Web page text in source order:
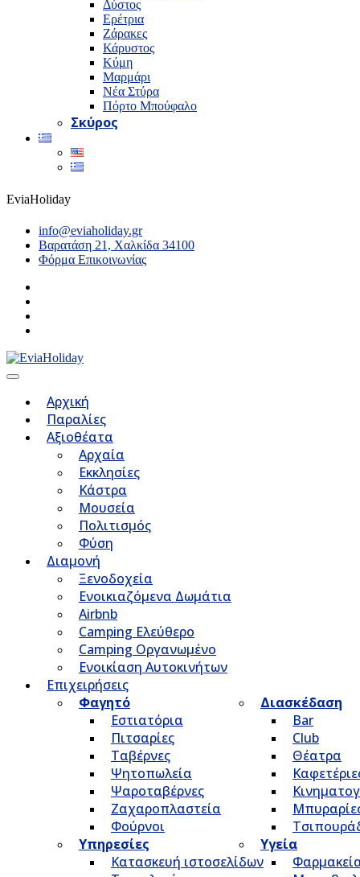
Δύστος
Ερέτρια
Ζάρακες
Κάρυστος
Κύμη
Μαρμάρι
Νέα Στύρα
Πόρτο Μπούφαλο
Σκύρος
EviaHoliday
info@eviaholiday.gr
Βαρατάση 21, Χαλκίδα 34100
Φόρμα Επικοινωνίας
Αρχική
Παραλίες
Αξιοθέατα
Αρχαία
Εκκλησίες
Κάστρα
Μουσεία
Πολιτισμός
Φύση
Διαμονή
Ξενοδοχεία
Ενοικιαζόμενα Δωμάτια
Airbnb
Camping Ελεύθερο
Camping Οργανωμένο
Ενοικίαση Αυτοκινήτων
Επιχειρήσεις
Φαγητό
Εστιατόρια
Πιτσαρίες
Ταβέρνες
Ψητοπωλεία
Ψαροταβέρνες
Ζαχαροπλαστεία
Φούρνοι
Διασκέδαση
Bar
Club
Θέατρα
Υπηρεσίες
Κατασκευή ιστοσελίδων
Υγεία